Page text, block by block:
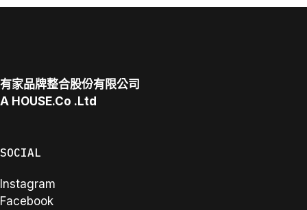
有家品牌整合股份有限公司
A HOUSE.Co .Ltd
SOCIAL
Instagram
Facebook